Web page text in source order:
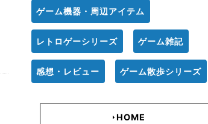
ゲーム機器・周辺アイテム
レトロゲーシリーズ ゲーム雑記
感想・レビュー ゲーム散歩シリーズ
HOME